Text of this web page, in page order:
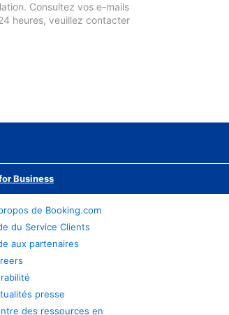
Consultez vos e-mails
heures, veuillez contacter
Business
de Booking.com
du Service Clients
aux partenaires
presse
des ressources en